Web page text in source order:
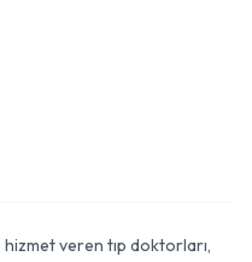
veren tıp doktorları,